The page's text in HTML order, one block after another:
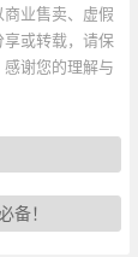
业售卖、虚假
或转载，请保
谢您的理解与
备！